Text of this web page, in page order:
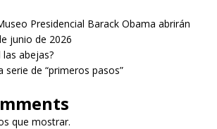
Presidencial Barack Obama abrirán
junio de 2026
abejas?
serie de “primeros pasos”
que mostrar.